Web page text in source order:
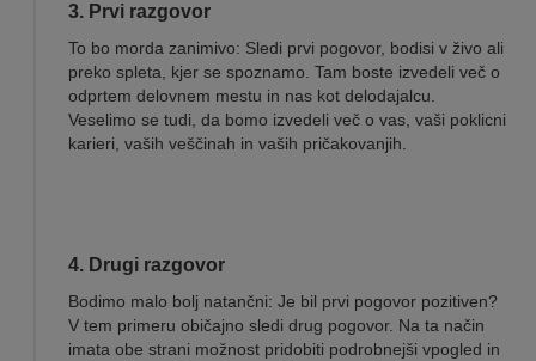
3. Prvi razgovor
To bo morda zanimivo: Sledi prvi pogovor, bodisi v živo ali
preko spleta, kjer se spoznamo. Tam boste izvedeli več o
odprtem delovnem mestu in nas kot delodajalcu.
Veselimo se tudi, da bomo izvedeli več o vas, vaši poklicni
karieri, vaših veščinah in vaših pričakovanjih.
4. Drugi razgovor
Bodimo malo bolj natančni: Je bil prvi pogovor pozitiven?
V tem primeru običajno sledi drug pogovor. Na ta način
imata obe strani možnost pridobiti podrobnejši vpogled in